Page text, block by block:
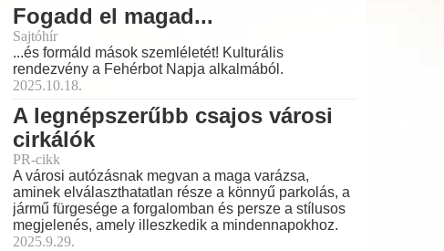
Fogadd el magad...
Sajtóhír
...és formáld mások szemléletét! Kulturális
rendezvény a Fehérbot Napja alkalmából.
2025.10.18.
A legnépszerűbb csajos városi
cirkálók
PR-cikk
A városi autózásnak megvan a maga varázsa,
aminek elválaszthatatlan része a könnyű parkolás, a
jármű fürgesége a forgalomban és persze a stílusos
megjelenés, amely illeszkedik a mindennapokhoz.
2025.9.29.